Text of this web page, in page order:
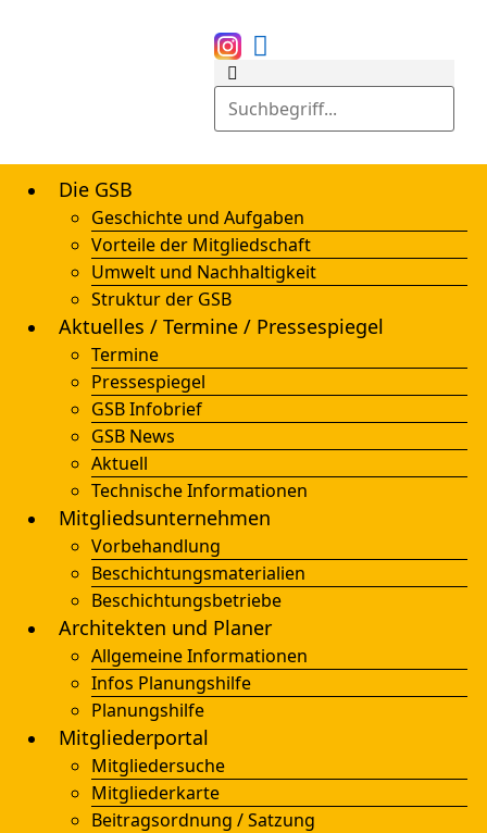
Die GSB
Geschichte und Aufgaben
Vorteile der Mitgliedschaft
Umwelt und Nachhaltigkeit
Struktur der GSB
Aktuelles / Termine / Pressespiegel
Termine
Pressespiegel
GSB Infobrief
GSB News
Aktuell
Technische Informationen
Mitgliedsunternehmen
Vorbehandlung
Beschichtungsmaterialien
Beschichtungsbetriebe
Architekten und Planer
Allgemeine Informationen
Infos Planungshilfe
Planungshilfe
Mitgliederportal
Mitgliedersuche
Mitgliederkarte
Beitragsordnung / Satzung